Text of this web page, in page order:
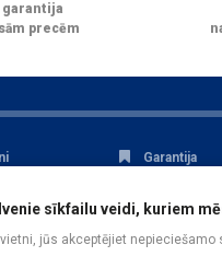
garantija
precēm
Garantija
Datu
sīkfailu veidi, kuriem
jūs akceptējiet